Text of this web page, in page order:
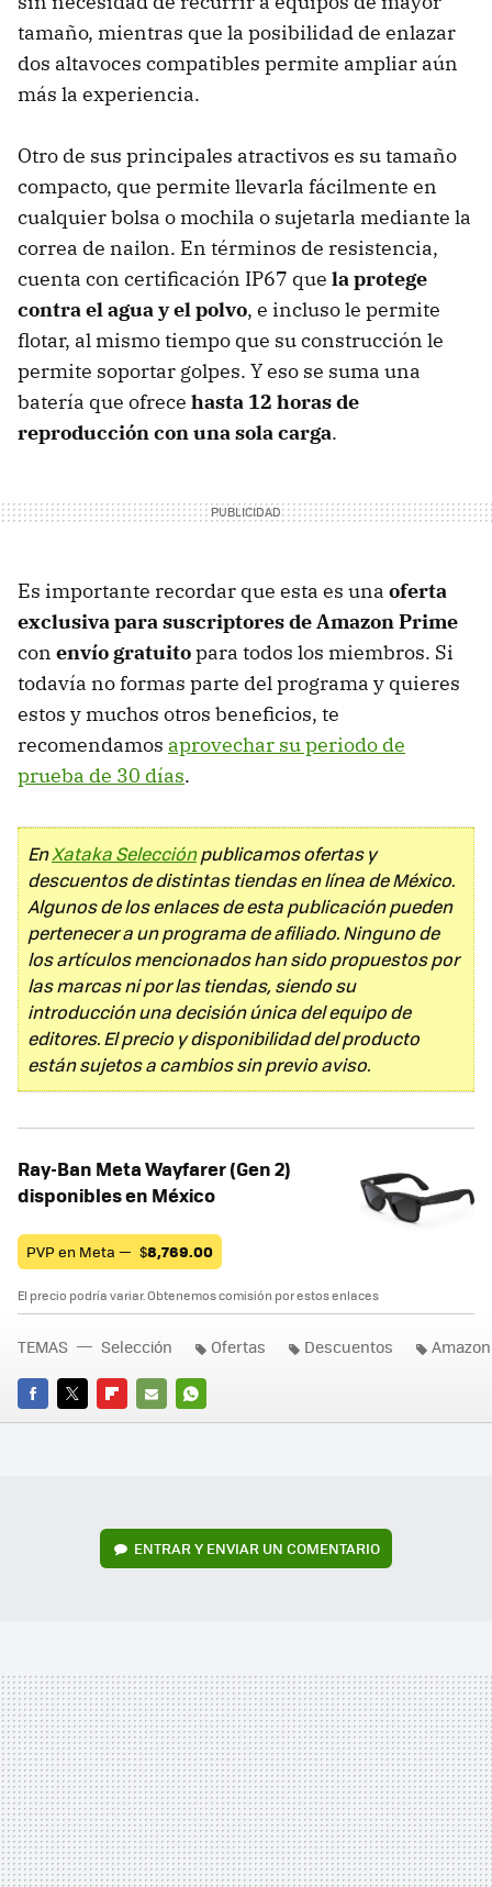
tamaño, mientras que la posibilidad de enlazar
dos altavoces compatibles permite ampliar aún
más la experiencia.
Otro de sus principales atractivos es su tamaño
compacto, que permite llevarla fácilmente en
cualquier bolsa o mochila o sujetarla mediante la
correa de nailon. En términos de resistencia,
cuenta con certificación IP67 que la protege
contra el agua y el polvo, e incluso le permite
flotar, al mismo tiempo que su construcción le
permite soportar golpes. Y eso se suma una
batería que ofrece hasta 12 horas de
reproducción con una sola carga.
Es importante recordar que esta es una oferta
exclusiva para suscriptores de Amazon Prime
con envío gratuitopara todos los miembros. Si
todavía no formas parte del programa y quieres
estos y muchos otros beneficios, te
recomendamos aprovechar su periodo de
prueba de 30 días.
EnXataka Selecciónpublicamos ofertas y
descuentos de distintas tiendas en línea de México.
Algunos de los enlaces de esta publicación pueden
pertenecer a un programa de afiliado. Ninguno de
los artículos mencionados han sido propuestos por
las marcas ni por las tiendas, siendo su
introducción una decisión única del equipo de
editores. El precio y disponibilidad del producto
están sujetos a cambios sin previo aviso.
Ray-Ban Meta Wayfarer (Gen 2)
disponibles en México
PVP en Meta — $8,769.00
El precio podría variar. Obtenemos comisión por estos enlaces
FACEBOOK
TWITTERFLIPBOARD
E-
WHATSAPP
TEMAS Selección Ofertas Descuentos
ENTRAR Y ENVIAR UN COMENTARIO